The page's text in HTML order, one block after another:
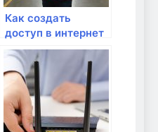
Как создать
доступ в интернет
для гостей?